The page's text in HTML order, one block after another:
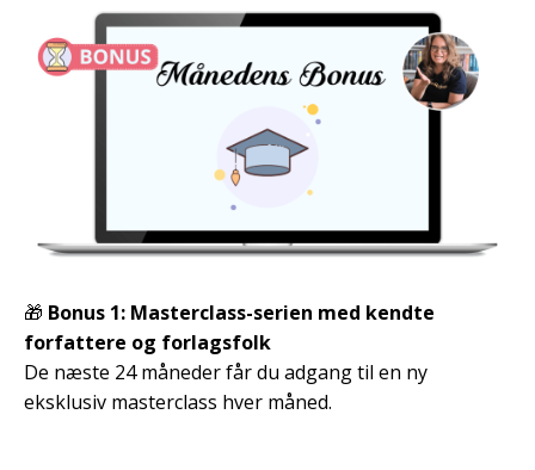
🎁 Bonus 1: Masterclass-serien med kendte
forfattere og forlagsfolk
De næste 24 måneder får du adgang til en ny
eksklusiv masterclass hver måned.